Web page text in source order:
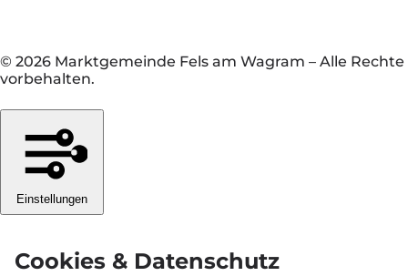
© 2026 Marktgemeinde Fels am Wagram – Alle Rechte
vorbehalten.
Einstellungen
Cookies & Datenschutz